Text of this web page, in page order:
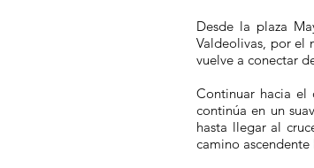
Desde la plaza
Valdeolivas, por el
vuelve a conectar
Continuar hacia el
continúa en un
hasta llegar al
camino